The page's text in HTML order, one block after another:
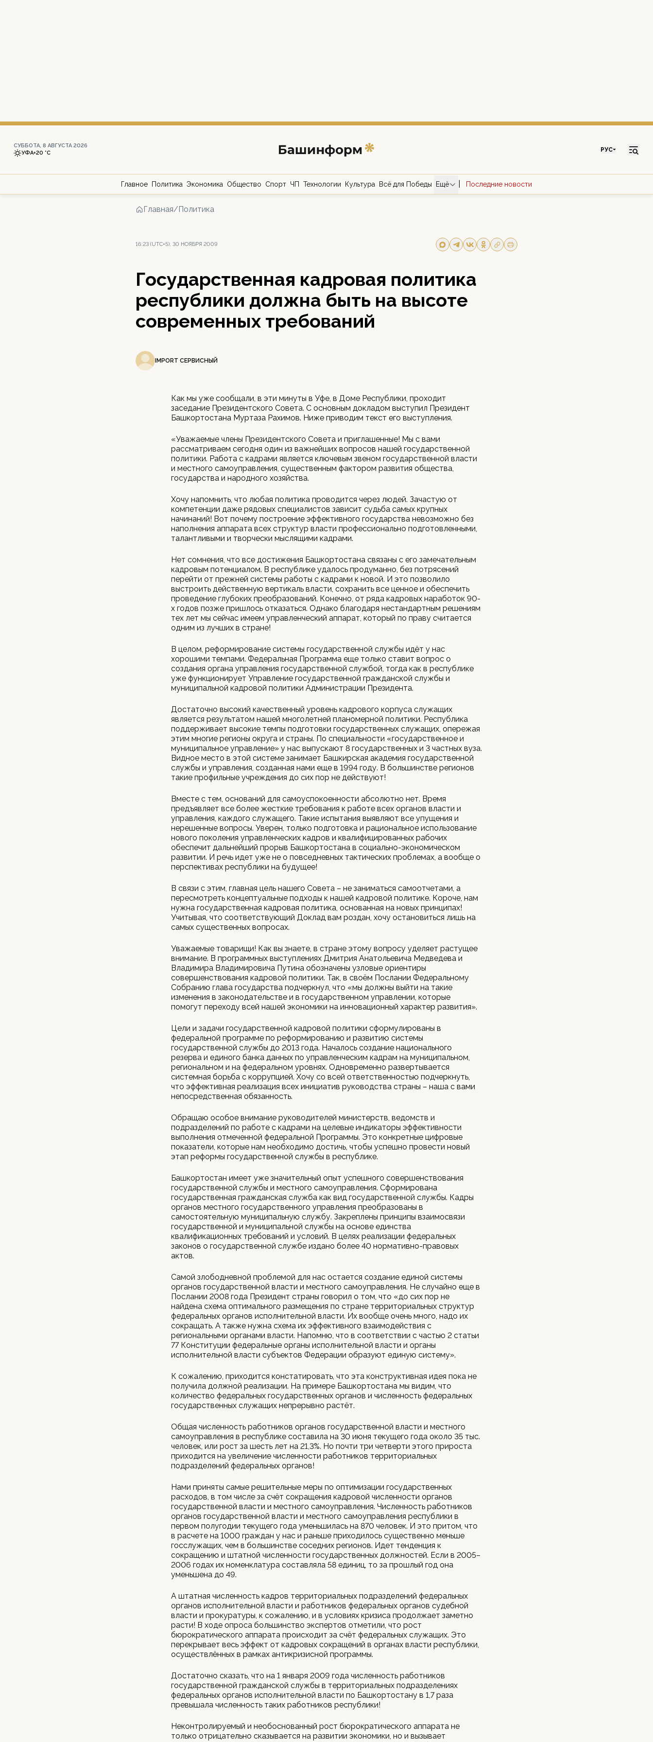
СУББОТА, 8 АВГУСТА 2026
УФА+20 °С РУС
Главное Политика Экономика Общество Спорт ЧП Технологии Культура Всё для Победы Ещё Последние новости
Главная/Политика
16:23 (UTC+5), 30 НОЯБРЯ 2009
Государственная кадровая политика
республики должна быть на высоте
современных требований
IMPORT СЕРВИСНЫЙ
Как мы уже сообщали, в эти минуты в Уфе, в Доме Республики, проходит
заседание Президентского Совета. С основным докладом выступил Президент
Башкортостана Муртаза Рахимов. Ниже приводим текст его выступления.
«Уважаемые члены Президентского Совета и приглашенные! Мы с вами
рассматриваем сегодня один из важнейших вопросов нашей государственной
политики. Работа с кадрами является ключевым звеном государственной власти
и местного самоуправления, существенным фактором развития общества,
государства и народного хозяйства.
Хочу напомнить, что любая политика проводится через людей. Зачастую от
компетенции даже рядовых специалистов зависит судьба самых крупных
начинаний! Вот почему построение эффективного государства невозможно без
наполнения аппарата всех структур власти профессионально подготовленными,
талантливыми и творчески мыслящими кадрами.
Нет сомнения, что все достижения Башкортостана связаны с его замечательным
кадровым потенциалом. В республике удалось продуманно, без потрясений
перейти от прежней системы работы с кадрами к новой. И это позволило
выстроить действенную вертикаль власти, сохранить все ценное и обеспечить
проведение глубоких преобразований. Конечно, от ряда кадровых наработок 90-
х годов позже пришлось отказаться. Однако благодаря нестандартным решениям
тех лет мы сейчас имеем управленческий аппарат, который по праву считается
одним из лучших в стране!
В целом, реформирование системы государственной службы идёт у нас
хорошими темпами. Федеральная Программа еще только ставит вопрос о
создания органа управления государственной службой, тогда как в республике
уже функционирует Управление государственной гражданской службы и
муниципальной кадровой политики Администрации Президента.
Достаточно высокий качественный уровень кадрового корпуса служащих
является результатом нашей многолетней планомерной политики. Республика
поддерживает высокие темпы подготовки государственных служащих, опережая
этим многие регионы округа и страны. По специальности «государственное и
муниципальное управление» у нас выпускают 8 государственных и 3 частных вуза.
Видное место в этой системе занимает Башкирская академия государственной
службы и управления, созданная нами еще в 1994 году. В большинстве регионов
такие профильные учреждения до сих пор не действуют!
Вместе с тем, оснований для самоуспокоенности абсолютно нет. Время
предъявляет все более жесткие требования к работе всех органов власти и
управления, каждого служащего. Такие испытания выявляют все упущения и
нерешенные вопросы. Уверен, только подготовка и рациональное использование
нового поколения управленческих кадров и квалифицированных рабочих
обеспечит дальнейший прорыв Башкортостана в социально-экономическом
развитии. И речь идет уже не о повседневных тактических проблемах, а вообще о
перспективах республики на будущее!
В связи с этим, главная цель нашего Совета – не заниматься самоотчетами, а
пересмотреть концептуальные подходы к нашей кадровой политике. Короче, нам
нужна государственная кадровая политика, основанная на новых принципах!
Учитывая, что соответствующий Доклад вам роздан, хочу остановиться лишь на
самых существенных вопросах.
Уважаемые товарищи! Как вы знаете, в стране этому вопросу уделяет растущее
внимание. В программных выступлениях Дмитрия Анатольевича Медведева и
Владимира Владимировича Путина обозначены узловые ориентиры
совершенствования кадровой политики. Так, в своём Послании Федеральному
Собранию глава государства подчеркнул, что «мы должны выйти на такие
изменения в законодательстве и в государственном управлении, которые
помогут переходу всей нашей экономики на инновационный характер развития».
Цели и задачи государственной кадровой политики сформулированы в
федеральной программе по реформированию и развитию системы
государственной службы до 2013 года. Началось создание национального
резерва и единого банка данных по управленческим кадрам на муниципальном,
региональном и на федеральном уровнях. Одновременно развертывается
системная борьба с коррупцией. Хочу со всей ответственностью подчеркнуть,
что эффективная реализация всех инициатив руководства страны – наша с вами
непосредственная обязанность.
Обращаю особое внимание руководителей министерств, ведомств и
подразделений по работе с кадрами на целевые индикаторы эффективности
выполнения отмеченной федеральной Программы. Это конкретные цифровые
показатели, которые нам необходимо достичь, чтобы успешно провести новый
этап реформы государственной службы в республике.
Башкортостан имеет уже значительный опыт успешного совершенствования
государственной службы и местного самоуправления. Сформирована
государственная гражданская служба как вид государственной службы. Кадры
органов местного государственного управления преобразованы в
самостоятельную муниципальную службу. Закреплены принципы взаимосвязи
государственной и муниципальной службы на основе единства
квалификационных требований и условий. В целях реализации федеральных
законов о государственной службе издано более 40 нормативно-правовых
актов.
Самой злободневной проблемой для нас остается создание единой системы
органов государственной власти и местного самоуправления. Не случайно еще в
Послании 2008 года Президент страны говорил о том, что «до сих пор не
найдена схема оптимального размещения по стране территориальных структур
федеральных органов исполнительной власти. Их вообще очень много, надо их
сокращать. А также нужна схема их эффективного взаимодействия с
региональными органами власти. Напомню, что в соответствии с частью 2 статьи
77 Конституции федеральные органы исполнительной власти и органы
исполнительной власти субъектов Федерации образуют единую систему».
К сожалению, приходится констатировать, что эта конструктивная идея пока не
получила должной реализации. На примере Башкортостана мы видим, что
количество федеральных государственных органов и численность федеральных
государственных служащих непрерывно растёт.
Общая численность работников органов государственной власти и местного
самоуправления в республике составила на 30 июня текущего года около 35 тыс.
человек, или рост за шесть лет на 21,3%. Но почти три четверти этого прироста
приходится на увеличение численности работников территориальных
подразделений федеральных органов!
Нами приняты самые решительные меры по оптимизации государственных
расходов, в том числе за счёт сокращения кадровой численности органов
государственной власти и местного самоуправления. Численность работников
органов государственной власти и местного самоуправления республики в
первом полугодии текущего года уменьшилась на 870 человек. И это притом, что
в расчете на 1000 граждан у нас и раньше приходилось существенно меньше
госслужащих, чем в большинстве соседних регионов. Идет тенденция к
сокращению и штатной численности государственных должностей. Если в 2005–
2006 годах их номенклатура составляла 58 единиц, то за прошлый год она
уменьшена до 49.
А штатная численность кадров территориальных подразделений федеральных
органов исполнительной власти и работников федеральных органов судебной
власти и прокуратуры, к сожалению, и в условиях кризиса продолжает заметно
расти! В ходе опроса большинство экспертов отметили, что рост
бюрократического аппарата происходит за счёт федеральных служащих. Это
перекрывает весь эффект от кадровых сокращений в органах власти республики,
осуществлённых в рамках антикризисной программы.
Достаточно сказать, что на 1 января 2009 года численность работников
государственной гражданской службы в территориальных подразделениях
федеральных органов исполнительной власти по Башкортостану в 1,7 раза
превышала численность таких работников республики!
Неконтролируемый и необоснованный рост бюрократического аппарата не
только отрицательно сказывается на развитии экономики, но и вызывает